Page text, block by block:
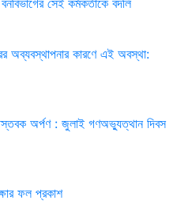
অব্যবস্থাপনার কারণে এই অবস্থা:
অর্পণ : জুলাই গণঅভ্যুত্থান দিবস
ফল প্রকাশ